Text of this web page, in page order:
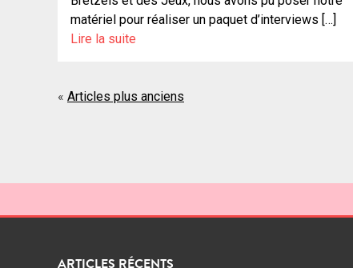
matériel pour réaliser un paquet d’interviews […]
Lire la suite
Navigation
Articles plus anciens
ARTICLES RÉCENTS